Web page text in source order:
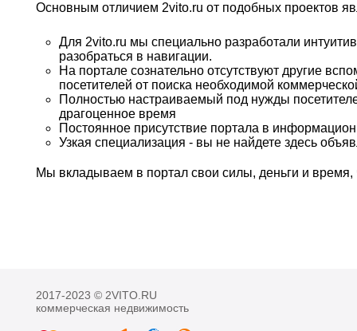
Основным отличием 2vito.ru от подобных проектов
Для 2vito.ru мы специально разработали
разобраться в навигации.
На портале сознательно отсутствуют другие
посетителей от поиска необходимой
Полностью настраиваемый под нужды
драгоценное время
Постоянное присутствие портала в
Узкая специализация - вы не найдете здесь
Мы вкладываем в портал свои силы, деньги и
2017-2023 © 2VITO.RU
коммерческая недвижимость